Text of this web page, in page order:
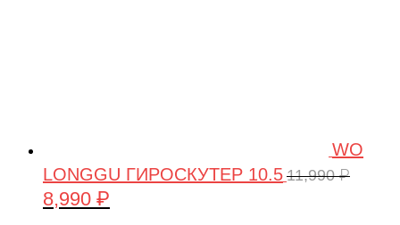
WO
LONGGU ГИРОСКУТЕР 10.5 11,990₽
Первоначальная
8,990 ₽